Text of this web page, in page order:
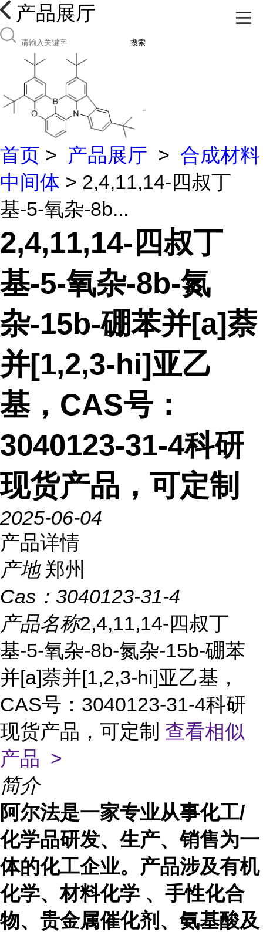
产品展厅
搜索
首页 > 产品展厅 > 合成材料
中间体 > 2,4,11,14-四叔丁
基-5-氧杂-8b...
2,4,11,14-四叔丁
基-5-氧杂-8b-氮
杂-15b-硼苯并[a]萘
并[1,2,3-hi]亚乙
基，CAS号：
3040123-31-4科研
现货产品，可定制
2025-06-04
产品详情
产地 郑州
Cas： 3040123-31-4
产品名称2,4,11,14-四叔丁
基-5-氧杂-8b-氮杂-15b-硼苯
并[a]萘并[1,2,3-hi]亚乙基，
CAS号：3040123-31-4科研
现货产品，可定制 查看相似
产品 >
简介
阿尔法是一家专业从事化工/
化学品研发、生产、销售为一
体的化工企业。产品涉及有机
化学、材料化学 、手性化合
物、贵金属催化剂、氨基酸及